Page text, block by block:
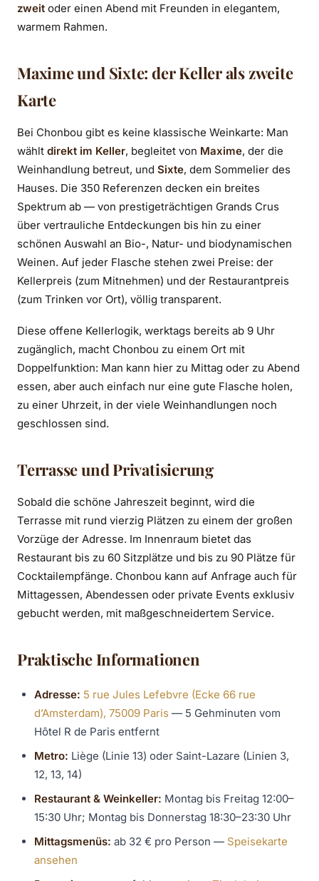
zweit oder einen Abend mit Freunden in elegantem,
warmem Rahmen.
Maxime und Sixte: der Keller als zweite
Karte
Bei Chonbou gibt es keine klassische Weinkarte: Man
wählt direkt im Keller, begleitet von Maxime, der die
Weinhandlung betreut, und Sixte, dem Sommelier des
Hauses. Die 350 Referenzen decken ein breites
Spektrum ab — von prestigeträchtigen Grands Crus
über vertrauliche Entdeckungen bis hin zu einer
schönen Auswahl an Bio-, Natur- und biodynamischen
Weinen. Auf jeder Flasche stehen zwei Preise: der
Kellerpreis (zum Mitnehmen) und der Restaurantpreis
(zum Trinken vor Ort), völlig transparent.
Diese offene Kellerlogik, werktags bereits ab 9 Uhr
zugänglich, macht Chonbou zu einem Ort mit
Doppelfunktion: Man kann hier zu Mittag oder zu Abend
essen, aber auch einfach nur eine gute Flasche holen,
zu einer Uhrzeit, in der viele Weinhandlungen noch
geschlossen sind.
Terrasse und Privatisierung
Sobald die schöne Jahreszeit beginnt, wird die
Terrasse mit rund vierzig Plätzen zu einem der großen
Vorzüge der Adresse. Im Innenraum bietet das
Restaurant bis zu 60 Sitzplätze und bis zu 90 Plätze für
Cocktailempfänge. Chonbou kann auf Anfrage auch für
Mittagessen, Abendessen oder private Events exklusiv
gebucht werden, mit maßgeschneidertem Service.
Praktische Informationen
Adresse: 5 rue Jules Lefebvre (Ecke 66 rue
d’Amsterdam), 75009 Paris — 5 Gehminuten vom
Hôtel R de Paris entfernt
Metro: Liège (Linie 13) oder Saint-Lazare (Linien 3,
12, 13, 14)
Restaurant & Weinkeller: Montag bis Freitag 12:00–
15:30 Uhr; Montag bis Donnerstag 18:30–23:30 Uhr
Mittagsmenüs: ab 32 € pro Person — Speisekarte
ansehen